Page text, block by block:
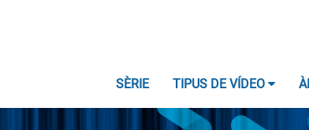
SÈRIE TIPUS DE VÍDEO